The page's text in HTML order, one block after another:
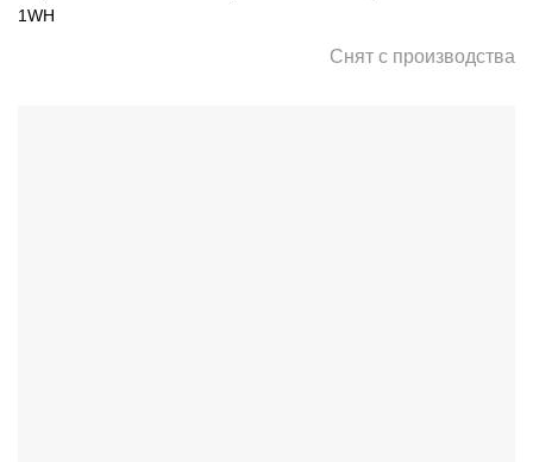
1WH
Снят с производства